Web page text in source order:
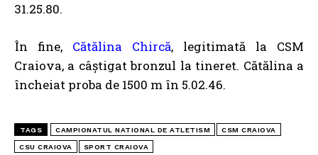
31.25.80.
În fine, Cătălina Chircă, legitimată la CSM
Craiova, a câștigat bronzul la tineret. Cătălina a
încheiat proba de 1500 m în 5.02.46.
TAGS CAMPIONATUL NATIONAL DE ATLETISM CSM CRAIOVA
CSU CRAIOVA SPORT CRAIOVA